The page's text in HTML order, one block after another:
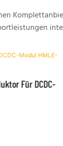
Für DCDC-